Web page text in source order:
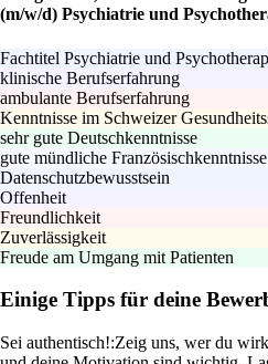
(m/w/d) Psychiatrie und
Fachtitel Psychiatrie und
klinische Berufserfahrung
ambulante Berufserfahrung
Kenntnisse im Schweizer
sehr gute Deutschkenntnisse
gute mündliche Französischkenntnisse
Datenschutzbewusstsein
Offenheit
Freundlichkeit
Zuverlässigkeit
Freude am Umgang mit Patienten
Einige Tipps für deine
Sei authentisch!:Zeig uns, wer du